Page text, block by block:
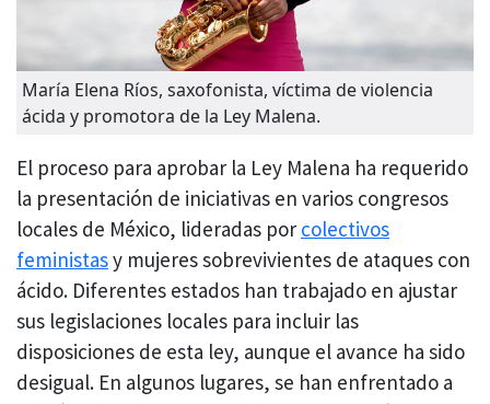
María Elena Ríos, saxofonista, víctima de violencia
ácida y promotora de la Ley Malena.
El proceso para aprobar la Ley Malena ha requerido
la presentación de iniciativas en varios congresos
locales de México, lideradas por colectivos
feministasy mujeres sobrevivientes de ataques con
ácido. Diferentes estados han trabajado en ajustar
sus legislaciones locales para incluir las
disposiciones de esta ley, aunque el avance ha sido
desigual. En algunos lugares, se han enfrentado a